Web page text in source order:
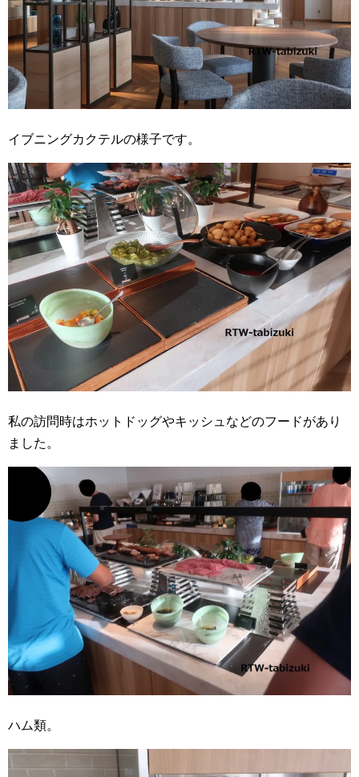
イブニングカクテルの様子です。
私の訪問時はホットドッグやキッシュなどのフードがあり
ました。
ハム類。